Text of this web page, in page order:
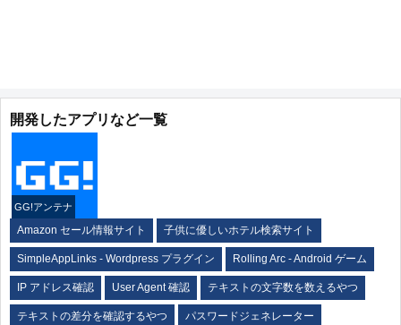
開発したアプリなど一覧
GG!アンテナ
Amazon セール情報サイト 子供に優しいホテル検索サイト
SimpleAppLinks - Wordpress プラグイン Rolling Arc - Android ゲーム
IP アドレス確認 User Agent 確認 テキストの文字数を数えるやつ
テキストの差分を確認するやつ パスワードジェネレーター